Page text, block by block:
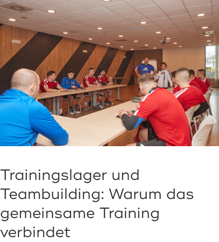
Trainingslager und
Teambuilding: Warum das
gemeinsame Training
verbindet